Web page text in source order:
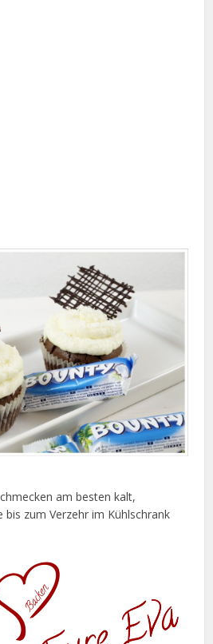
am besten kalt,
bis zum Verzehr im Kühlschrank